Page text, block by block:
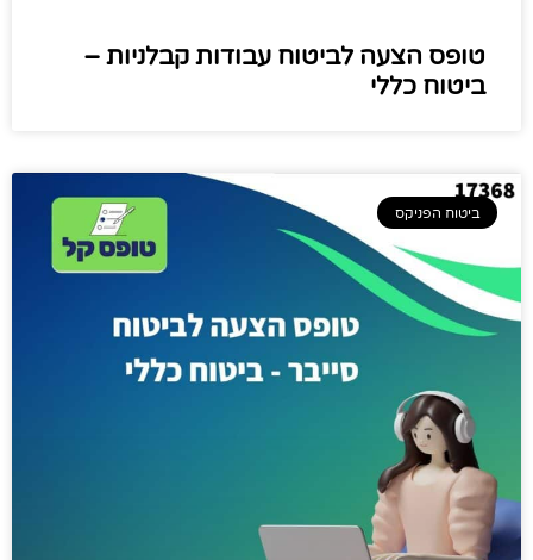
טופס הצעה לביטוח עבודות קבלניות –
ביטוח כללי
ביטוח הפניקס